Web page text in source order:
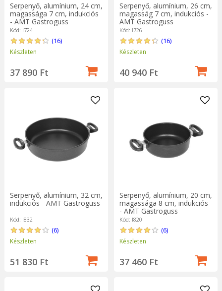
Serpenyő, alumínium, 24 cm,
magassága 7 cm, indukciós
- AMT Gastroguss
Kód: I724
(16)
Készleten
37 890 Ft
Serpenyő, alumínium, 26 cm,
magasság 7 cm, indukciós -
AMT Gastroguss
Kód: I726
(16)
Készleten
40 940 Ft
Serpenyő, alumínium, 32 cm,
indukciós - AMT Gastroguss
Kód: I832
(6)
Készleten
51 830 Ft
Serpenyő, alumínium, 20 cm,
magassága 8 cm, indukciós
- AMT Gastroguss
Kód: I820
(6)
Készleten
37 460 Ft